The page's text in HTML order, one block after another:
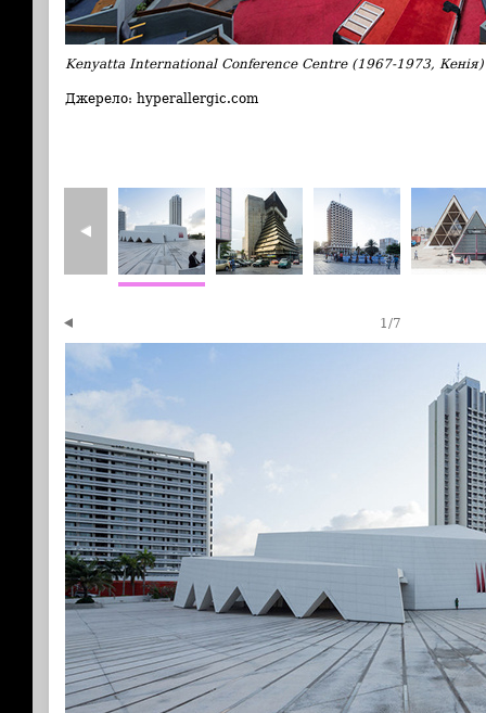
Kenyatta International Conference Centre (1967-1973, Кенія)
Джерело: hyperallergic.com
1/7